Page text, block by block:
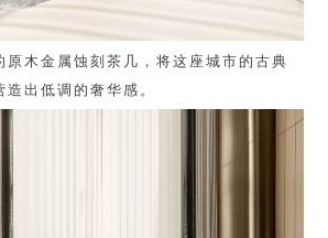
原木金属蚀刻茶几，将这座城市的古典
出低调的奢华感。